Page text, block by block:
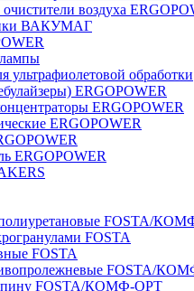
воздуха
ВАКУМАГ
ультрафиолетовой обработки
ERGOPOWER
ERGOPOWER
ERGOPOWER
ERGOPOWER
FOSTA/
FOSTA
FOSTA
FOSTA/
FOSTA/КОМФ-ОРТ